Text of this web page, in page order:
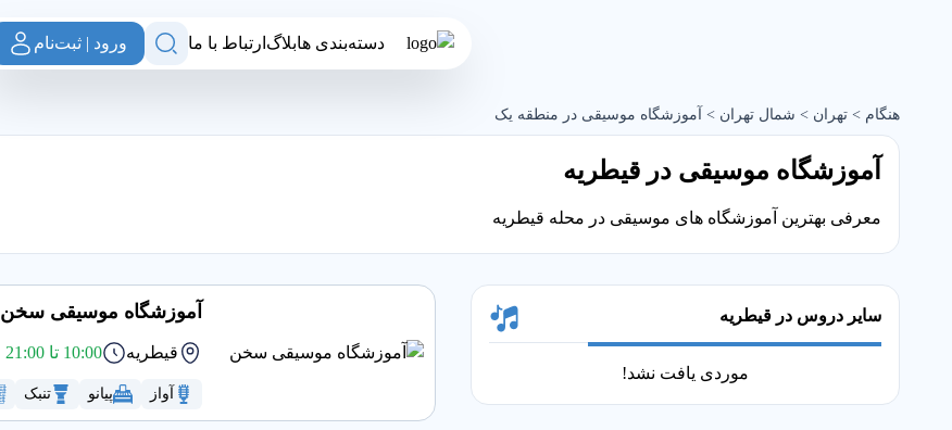
دسته‌بندی هابلاگ ارتباط با ما ورود | ثبت‌نام
هنگام > تهران > شمال تهران > آموزشگاه موسیقی در منطقه یک
آموزشگاه موسیقی در قیطریه
معرفی بهترین آموزشگاه های موسیقی در محله قیطریه
سایر دروس در قیطریه
موردی یافت نشد!
آموزشگاه موسیقی سخن
قیطریه 10:00 تا 21:00
آواز پیانو تنبک